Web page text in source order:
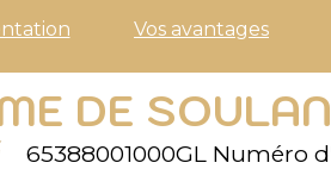
Vos avantages
DE
65388001000GL Numéro